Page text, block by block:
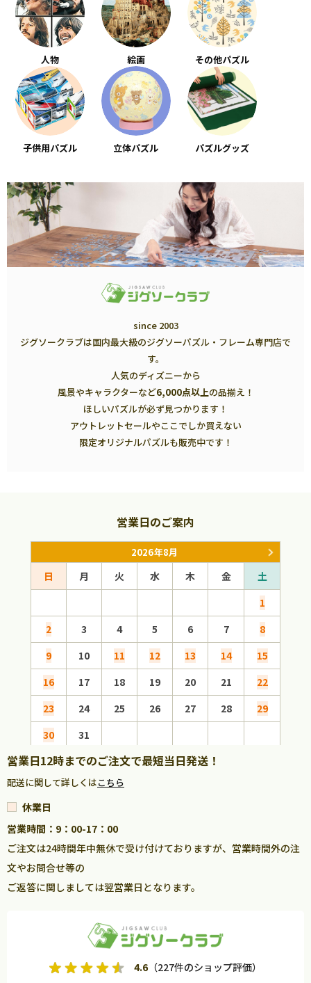
人物 絵画 その他パズル
子供用パズル 立体パズル パズルグッズ
since 2003
ジグソークラブは国内最大級のジグソーパズル・フレーム専門店で
す。
人気のディズニーから
風景やキャラクターなど6,000点以上の品揃え！
ほしいパズルが必ず見つかります！
アウトレットセールやここでしか買えない
限定オリジナルパズルも販売中です！
営業日のご案内
2026年8月
日 月 火 水 木 金
土
1
2
3 4 5 6 7
8
9
10 11 12 13 14
15
16
17 18 19 20 21
22
23
24 25 26 27 28
29
30
31
営業日12時までのご注文で最短当日発送！
配送に関して詳しくはこちら
休業日
営業時間：9：00-17：00
ご注文は24時間年中無休で受け付けておりますが、営業時間外の注
文やお問合せ等の
ご返答に関しましては翌営業日となります。
4.6 （227件のショップ評価）